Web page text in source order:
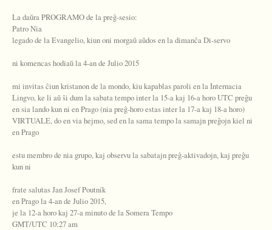
La daŭra PROGRAMO de la preĝ-sesio:
Patro Nia
legado de la Evangelio, kiun oni morgaŭ aŭdos en la dimanĉa Di-servo
ni komencas hodiaŭ la 4-an de Julio 2015
mi invitas ĉiun kristanon de la mondo, kiu kapablas paroli en la Internacia
Lingvo, ke li aŭ ŝi dum la sabata tempo inter la 15-a kaj 16-a horo UTC preĝu
en sia lando kun ni en Prago (nia preĝ-horo estas inter la 17-a kaj 18-a horo)
VIRTUALE, do en via hejmo, sed en la sama tempo la samajn preĝojn kiel ni
en Prago
estu membro de nia grupo, kaj observu la sabatajn preĝ-aktivadojn, kaj preĝu
kun ni
frate salutas Jan Josef Poutník
en Prago la 4-an de Julio 2015,
je la 12-a horo kaj 27-a minuto de la Somera Tempo
GMT/UTC 10:27 am